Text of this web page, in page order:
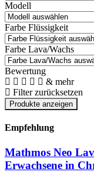
Modell
Farbe Flüssigkeit
Farbe Lava/Wachs
Bewertung
& mehr
Filter zurücksetzen
Empfehlung
Mathmos Neo
Erwachsene in